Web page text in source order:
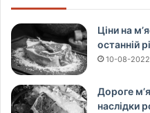
Ціни на
останній
10-08-2022
Дороге
наслідки